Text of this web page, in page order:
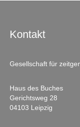
Kontakt
Gesellschaft für
Haus des Buches
Gerichtsweg 28
04103 Leipzig